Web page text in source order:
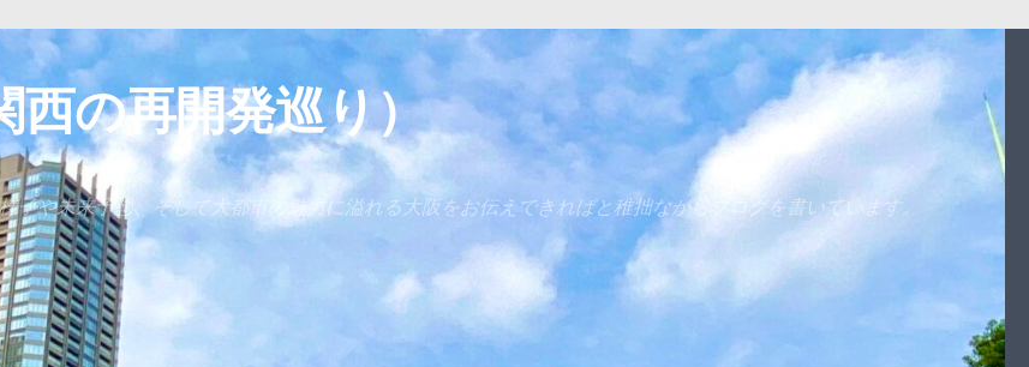
の再開発巡り）
や未来予想、そして大都市の魅力に溢れる大阪をお伝えできればと稚拙ながらブログを書いています。